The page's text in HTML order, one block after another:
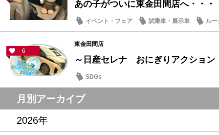
あの子がついに東金田間店へ・・・
イベント・フェア 試乗車・展示車 ルー
6
東金田間店
～日産セレナ おにぎりアクショ
SDGs
月別アーカイブ
2026年